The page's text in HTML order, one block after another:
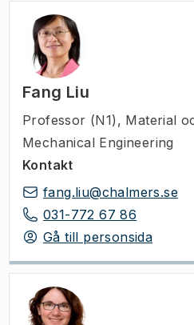
Fang Liu
Professor (N1) , Material
Mechanical Engineering
Kontakt
fang.liu@chalmers.se
031-772 67 86
Gå till personsida